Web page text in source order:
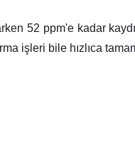
52 ppm'e kadar
işleri bile hızlıca